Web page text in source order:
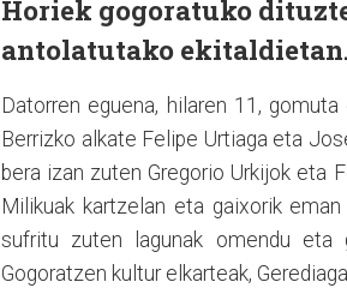
Horiek gogoratuko
antolatutako
Datorren eguena, hilaren 11,
Berrizko alkate Felipe Urtiaga eta
bera izan zuten Gregorio Urkijok eta
Milikuak kartzelan eta gaixorik
sufritu zuten lagunak omendu
Gogoratzen kultur elkarteak,